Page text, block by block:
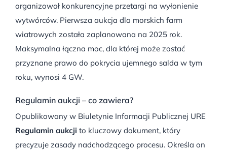
organizował konkurencyjne przetargi na wyłonienie
wytwórców. Pierwsza aukcja dla morskich farm
wiatrowych została zaplanowana na 2025 rok.
Maksymalna łączna moc, dla której może zostać
przyznane prawo do pokrycia ujemnego salda w tym
roku, wynosi 4 GW.
Regulamin aukcji – co zawiera?
Opublikowany w Biuletynie Informacji Publicznej URE
Regulamin aukcji to kluczowy dokument, który
precyzuje zasady nadchodzącego procesu. Określa on